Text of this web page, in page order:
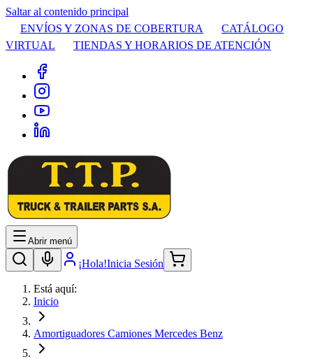
Saltar al contenido principal
ENVÍOS Y ZONAS DE COBERTURA
CATÁLOGO
VIRTUAL
TIENDAS Y HORARIOS DE ATENCIÓN
Abrir menú
¡Hola!Inicia Sesión
Está aquí:
Inicio
Amortiguadores Camiones Mercedes Benz